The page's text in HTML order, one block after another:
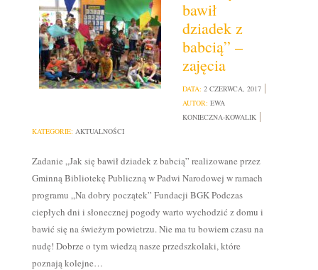
bawił
dziadek z
babcią” –
zajęcia
DATA: 2 CZERWCA, 2017
AUTOR: EWA
KONIECZNA-KOWALIK
KATEGORIE: AKTUALNOŚCI
Zadanie „Jak się bawił dziadek z babcią” realizowane przez
Gminną Bibliotekę Publiczną w Padwi Narodowej w ramach
programu „Na dobry początek” Fundacji BGK Podczas
ciepłych dni i słonecznej pogody warto wychodzić z domu i
bawić się na świeżym powietrzu. Nie ma tu bowiem czasu na
nudę! Dobrze o tym wiedzą nasze przedszkolaki, które
poznają kolejne…